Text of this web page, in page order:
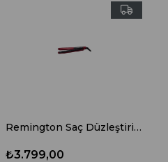
Remington Saç Düzleştirici S9600
₺3.799,00